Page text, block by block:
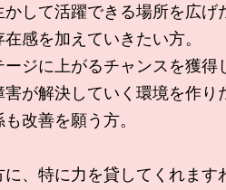
かして活躍できる場所を広げ
感を加えていきたい方。
ージに上がるチャンスを獲得
害が解決していく環境を作り
改善を願う方。